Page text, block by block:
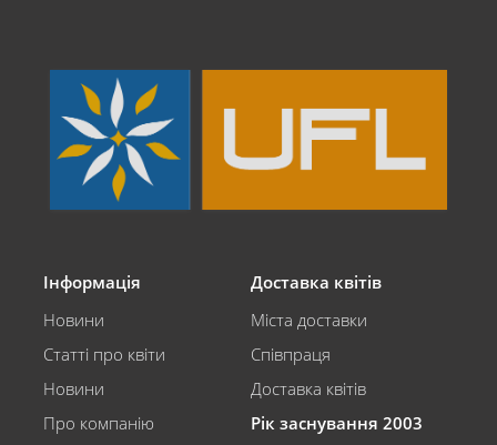
Інформація
Новини
Статті про квіти
Новини
Про компанію
Доставка квітів
Міста доставки
Співпраця
Доставка квітів
Рік заснування 2003